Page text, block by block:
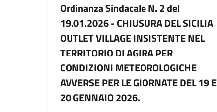
Ordinanza Sindacale N. 2 del
19.01.2026 - CHIUSURA DEL SICILIA
OUTLET VILLAGE INSISTENTE NEL
TERRITORIO DI AGIRA PER
CONDIZIONI METEOROLOGICHE
AVVERSE PER LE GIORNATE DEL 19 E
20 GENNAIO 2026.